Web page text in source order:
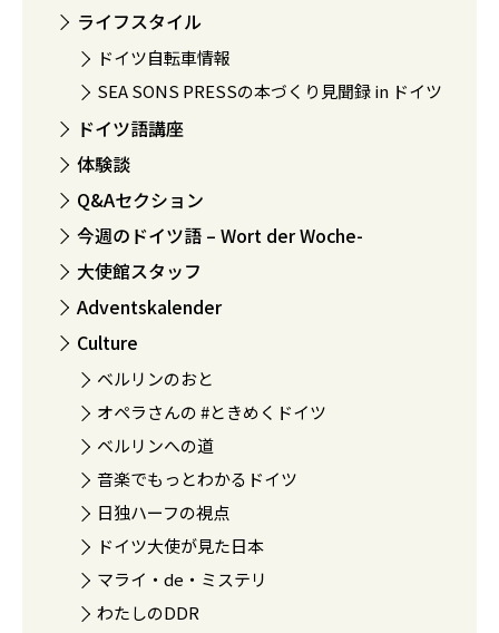
ライフスタイル
ドイツ自転車情報
SEA SONS PRESSの本づくり見聞録 in ドイツ
ドイツ語講座
体験談
Q&Aセクション
今週のドイツ語 – Wort der Woche-
大使館スタッフ
Adventskalender
Culture
ベルリンのおと
オペラさんの #ときめくドイツ
ベルリンへの道
音楽でもっとわかるドイツ
日独ハーフの視点
ドイツ大使が見た日本
マライ・de・ミステリ
わたしのDDR